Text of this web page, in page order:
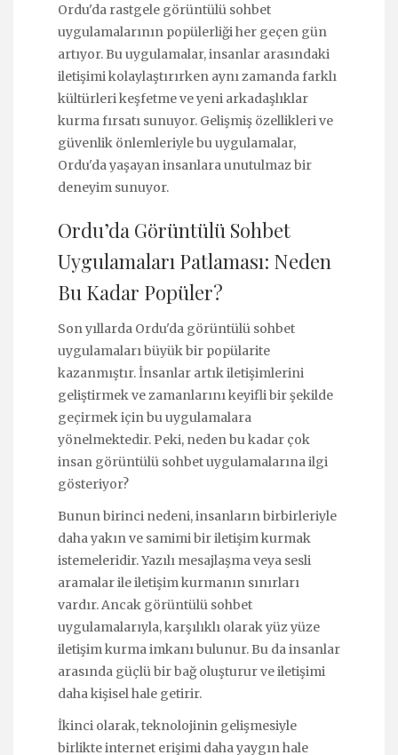
Ordu'da rastgele görüntülü sohbet
uygulamalarının popülerliği her geçen gün
artıyor. Bu uygulamalar, insanlar arasındaki
iletişimi kolaylaştırırken aynı zamanda farklı
kültürleri keşfetme ve yeni arkadaşlıklar
kurma fırsatı sunuyor. Gelişmiş özellikleri ve
güvenlik önlemleriyle bu uygulamalar,
Ordu'da yaşayan insanlara unutulmaz bir
deneyim sunuyor.
Ordu’da Görüntülü Sohbet
Uygulamaları Patlaması: Neden
Bu Kadar Popüler?
Son yıllarda Ordu'da görüntülü sohbet
uygulamaları büyük bir popülarite
kazanmıştır. İnsanlar artık iletişimlerini
geliştirmek ve zamanlarını keyifli bir şekilde
geçirmek için bu uygulamalara
yönelmektedir. Peki, neden bu kadar çok
insan görüntülü sohbet uygulamalarına ilgi
gösteriyor?
Bunun birinci nedeni, insanların birbirleriyle
daha yakın ve samimi bir iletişim kurmak
istemeleridir. Yazılı mesajlaşma veya sesli
aramalar ile iletişim kurmanın sınırları
vardır. Ancak görüntülü sohbet
uygulamalarıyla, karşılıklı olarak yüz yüze
iletişim kurma imkanı bulunur. Bu da insanlar
arasında güçlü bir bağ oluşturur ve iletişimi
daha kişisel hale getirir.
İkinci olarak, teknolojinin gelişmesiyle
birlikte internet erişimi daha yaygın hale